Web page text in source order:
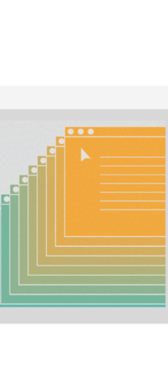
–
應對網絡文化衝擊
– 自我認識